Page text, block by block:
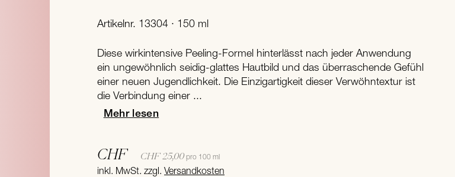
Artikelnr. 13304 · 150 ml
Diese wirkintensive Peeling-Formel hinterlässt nach jeder Anwendung
ein ungewöhnlich seidig-glattes Hautbild und das überraschende Gefühl
einer neuen Jugendlichkeit. Die Einzigartigkeit dieser Verwöhntextur ist
die Verbindung einer ...
Mehr lesen
CHF CHF 25,00 pro 100 ml
inkl. MwSt. zzgl. Versandkosten